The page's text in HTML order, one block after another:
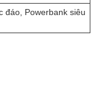
đáo, Powerbank siêu